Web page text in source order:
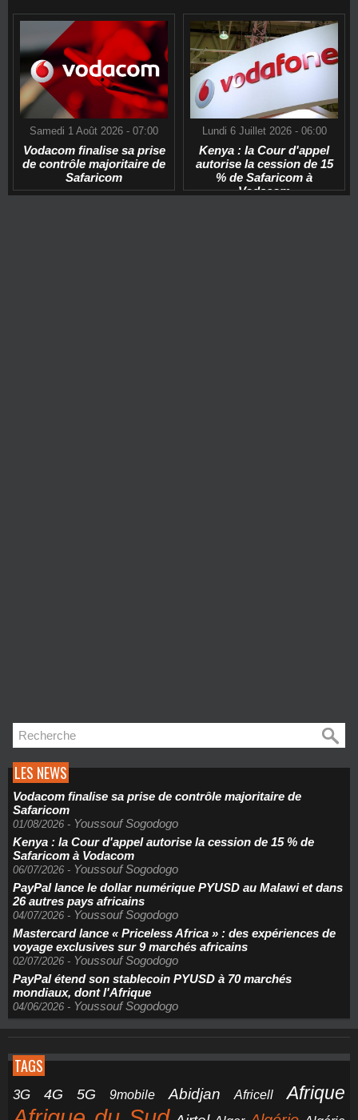
Samedi 1 Août 2026 - 07:00
Vodacom finalise sa prise
de contrôle majoritaire de
Safaricom
Lundi 6 Juillet 2026 - 06:00
Kenya : la Cour d'appel
autorise la cession de 15
% de Safaricom à
Vodacom
LES NEWS
Vodacom finalise sa prise de contrôle majoritaire de
Safaricom
01/08/2026 - Youssouf Sogodogo
Kenya : la Cour d'appel autorise la cession de 15 % de
Safaricom à Vodacom
06/07/2026 - Youssouf Sogodogo
PayPal lance le dollar numérique PYUSD au Malawi et dans
26 autres pays africains
04/07/2026 - Youssouf Sogodogo
Mastercard lance « Priceless Africa » : des expériences de
voyage exclusives sur 9 marchés africains
02/07/2026 - Youssouf Sogodogo
PayPal étend son stablecoin PYUSD à 70 marchés
mondiaux, dont l'Afrique
04/06/2026 - Youssouf Sogodogo
TAGS
3G 4G 5G 9mobile Abidjan Africell Afrique